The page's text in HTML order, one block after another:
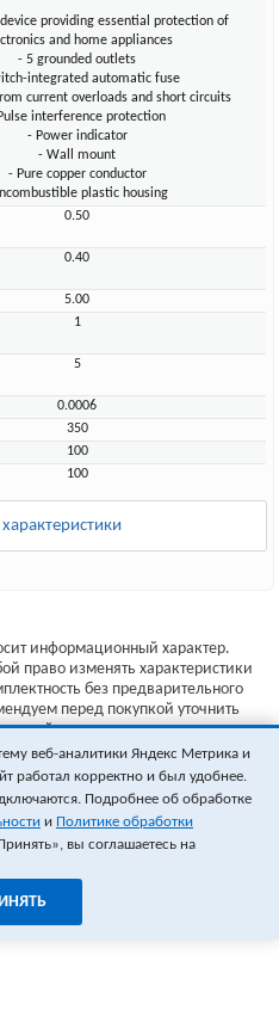
providing essential protection of
and home appliances
- 5 grounded outlets
integrated automatic fuse
current overloads and short circuits
interference protection
- Power indicator
- Wall mount
- Pure copper conductor
plastic housing
0.50
0.40
5.00
1
5
0.0006
350
100
100
информационный характер.
право изменять характеристики
без предварительного
перед покупкой уточнить
на сайте производителя.
офертой (ст.435 ГК РФ).
уточняйте у менеджера.
веб-аналитики Яндекс Метрика и
работал корректно и был удобнее.
Подробнее об обработке
и Политике обработки
вы соглашаетесь на